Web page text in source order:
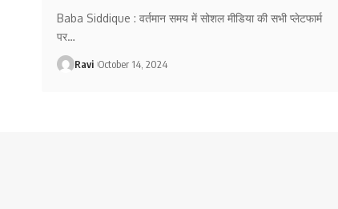
Baba Siddique : वर्तमान समय में सोशल मीडिया की सभी प्लेटफार्म
पर…
Ravi October 14, 2024